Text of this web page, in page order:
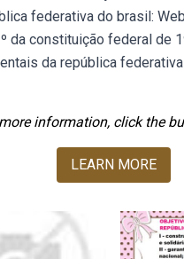
federativa do brasil:
da constituição federal de
da república
information, click the
LEARN MORE